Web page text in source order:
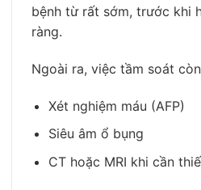
bệnh từ rất sớm, trước khi
ràng.
Ngoài ra, việc tầm soát
Xét nghiệm máu (AFP)
Siêu âm ổ bụng
CT hoặc MRI khi cần